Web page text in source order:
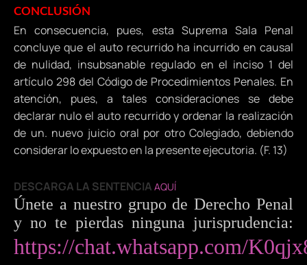
CONCLUSIÓN
En consecuencia, pues, esta Suprema Sala Penal
concluye que el auto recurrido ha incurrido en causal
de nulidad, insubsanable regulado en el inciso 1 del
artículo 298 del Código de Procedimientos Penales. En
atención, pues, a tales consideraciones se debe
declarar nulo el auto recurrido y ordenar la realización
de un. nuevo juicio oral por otro Colegiado, debiendo
considerar lo expuesto en la presente ejecutoria. (F. 13)
DESCARGA LA SENTENCIA AQUÍ
Únete a nuestro grupo de Derecho Penal
y no te pierdas ninguna jurisprudencia:
https://chat.whatsapp.com/